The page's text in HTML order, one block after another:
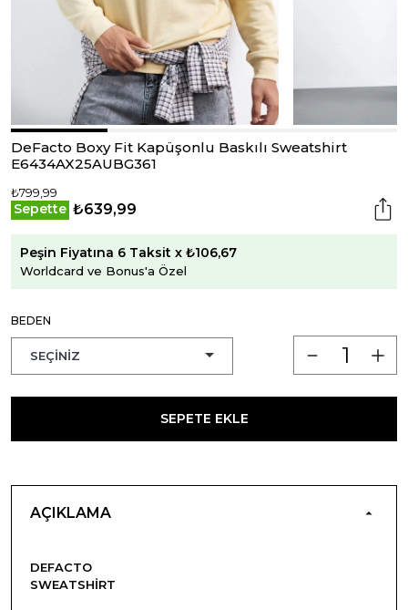
DeFacto Boxy Fit Kapüşonlu Baskılı Sweatshirt
E6434AX25AUBG361
₺799,99
Sepette ₺639,99
Peşin Fiyatına 6 Taksit x ₺106,67
Worldcard ve Bonus'a Özel
BEDEN
SEPETE EKLE
AÇIKLAMA
DEFACTO
SWEATSHIRT